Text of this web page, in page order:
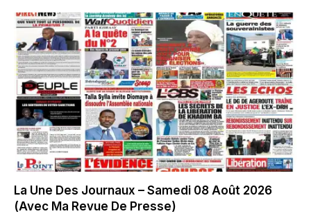
La Une Des Journaux – Samedi 08 Août 2026
(Avec Ma Revue De Presse)